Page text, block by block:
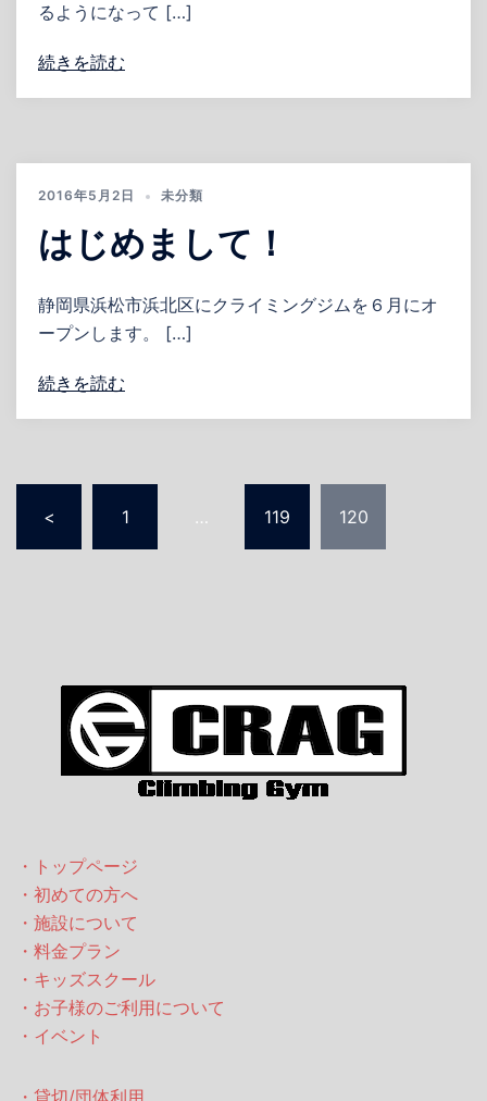
るようになって […]
続きを読む
2016年5月2日 未分類
はじめまして！
静岡県浜松市浜北区にクライミングジムを６月にオ
ープンします。 […]
続きを読む
の
< 1 … 119 120
・トップページ
・初めての方へ
・施設について
・料金プラン
・キッズスクール
・お子様のご利用について
・イベント
・貸切/団体利用